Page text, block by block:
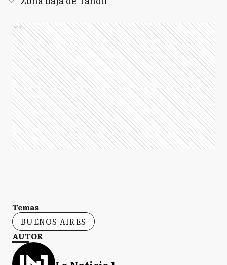
Ads
Temas
BUENOS AIRES
AUTOR